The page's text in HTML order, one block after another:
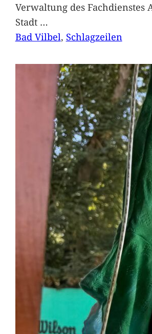
Verwaltung des
Stadt …
Bad Vilbel, Schlagzeilen